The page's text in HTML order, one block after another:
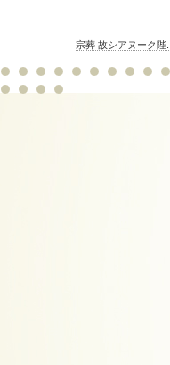
宗葬 故シアヌーク陛...